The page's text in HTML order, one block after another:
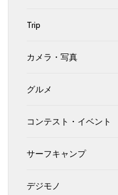
Trip
カメラ・写真
グルメ
コンテスト・イベント
サーフキャンプ
デジモノ